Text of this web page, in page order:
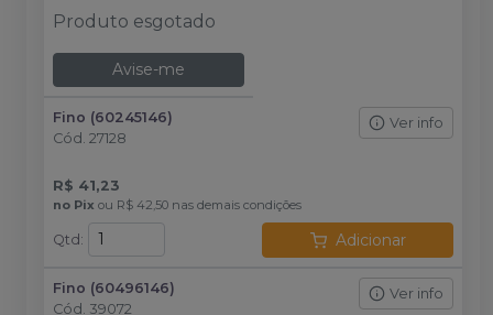
Produto esgotado
Avise-me
Fino (60245146)
Cód. 27128
Ver info
R$ 41,23
no Pix ou R$ 42,50 nas demais condições
Qtd : Adicionar
Fino (60496146)
Cód. 39072
Ver info